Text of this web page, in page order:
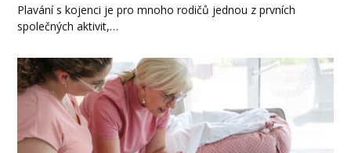
Plavání s kojenci je pro mnoho rodičů jednou z prvních
společných aktivit,…